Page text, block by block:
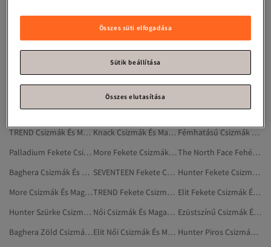
Liger Csizmák És Magas Szárú Csizmák
Palladium Szürke Csizmák És Magas Szárú Csizmák
CMP Bézs Csizmák És Magas Szárú Csizmák
Hunter Zöld Csizmák És Magas Szárú Csizmák
Hunter Női Csizmák És Magas Szárú Csizmák
Cat Férfi Csizmák És Magas Szárú Csizmák
DeeZee Férfi Csizmák És Magas Szárú Csizmák
Ekrü Csizmák És Magas Szárú Csizmák
TREND Csizmák És Magas Szárú Csizmák
Knack Csizmák És Magas Szárú Csizmák
Fémhatású Csizmák És Magas Szárú Csizmák
Palladium Fekete Csizmák És Magas Szárú Csizmák
More Fekete Csizmák És Magas Szárú Csizmák
The North Face Fehér Csizmák És Magas Szárú Csizmák
Baghera Csizmák És Magas Szárú Csizmák
SEVENTEEN Fekete Csizmák És Magas Szárú Csizmák
Hunter Fekete Csizmák És Magas Szárú Csizmák
More Csizmák És Magas Szárú Csizmák
TREND Fekete Csizmák És Magas Szárú Csizmák
Elit Fekete Csizmák És Magas Szárú Csizmák
Hunter Szürke Csizmák És Magas Szárú Csizmák
Női Csizmák És Magas Szárú Csizmák
Ezüstszínű Csizmák És Magas Szárú Csizmák
Baghera Zöld Csizmák És Magas Szárú Csizmák
Elit Női Csizmák És Magas Szárú Csizmák
Hunter Piros Csizmák És Magas Szárú Csizmák
Összes süti elfogadása
Sütik beállítása
Összes elutasítása